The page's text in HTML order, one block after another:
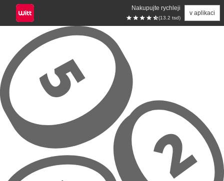
Nakupujte rychleji
(13.2 tsd)
v aplikaci
Přeskočit na hlavní obsah